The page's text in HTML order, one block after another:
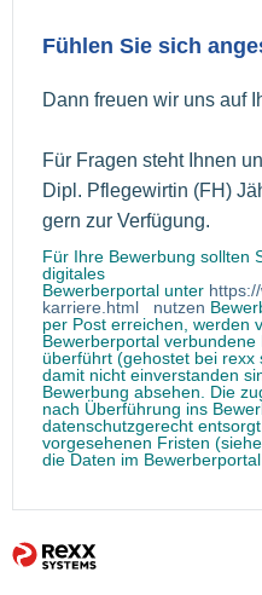
Fühlen Sie sich
Dann freuen wir uns auf
Für Fragen steht Ihnen
Dipl. Pflegewirtin (FH)
gern zur Verfügung.
Für Ihre Bewerbung sollten
digitales
Bewerberportal unter
karriere.html nutzen
per Post erreichen, werden
Bewerberportal
überführt (gehostet bei rexx
damit nicht einverstanden
Bewerbung absehen. Die
nach Überführung ins
datenschutzgerecht
vorgesehenen Fristen
die Daten im